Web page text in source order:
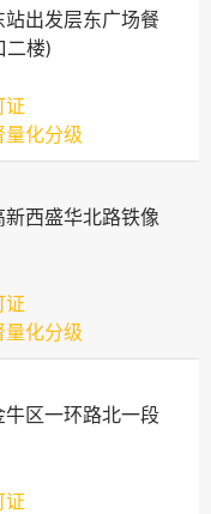
出发层东广场餐
二楼)
证
化分级
西盛华北路铁像
证
化分级
区一环路北一段
证